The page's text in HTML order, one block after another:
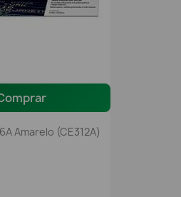
Amarelo (CE312A)